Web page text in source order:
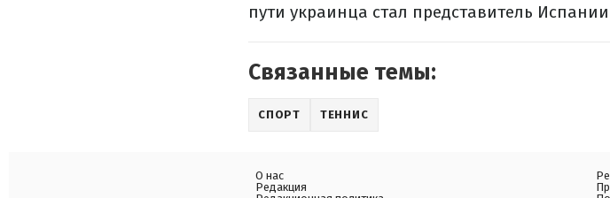
пути украинца стал представитель
Связанные темы:
СПОРТ ТЕННИС
О нас
Редакция